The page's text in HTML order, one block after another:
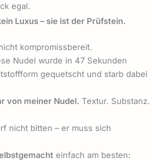
egal.
Luxus – sie ist der Prüfstein.
kompromissbereit.
Nudel wurde in 47 Sekunden
gequetscht und starb dabei
von meiner Nudel. Textur. Substanz.
nicht bitten – er muss sich
einfach am besten: